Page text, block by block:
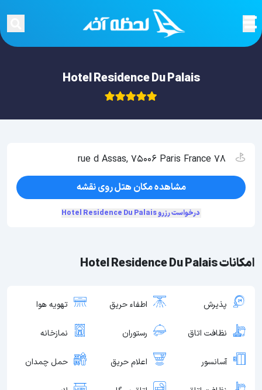
Hotel Residence Du Palais
امکانات Hotel Residence Du Palais
پذیرش اطفاء حریق تهویه هوا
نظافت اتاق رستوران نمازخانه
آسانسور اعلام حریق حمل چمدان
78 rue d Assas, 75006 Paris France
مشاهده مکان هتل روی نقشه
درخواست رزرو Hotel Residence Du Palais